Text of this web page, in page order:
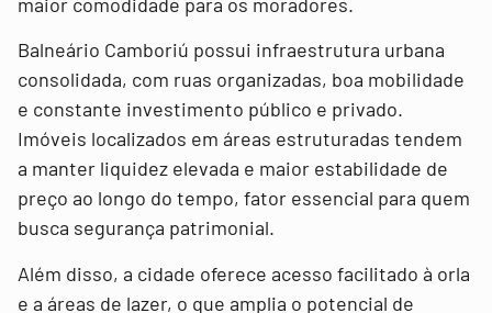
Balneário Camboriú possui infraestrutura urbana
consolidada, com ruas organizadas, boa mobilidade
e constante investimento público e privado.
Imóveis localizados em áreas estruturadas tendem
a manter liquidez elevada e maior estabilidade de
preço ao longo do tempo, fator essencial para quem
busca segurança patrimonial.
Além disso, a cidade oferece acesso facilitado à orla
e a áreas de lazer, o que amplia o potencial de